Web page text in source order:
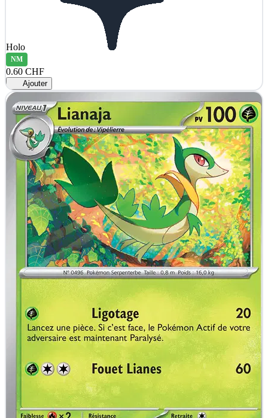
Holo
NM
0.60 CHF
Ajouter